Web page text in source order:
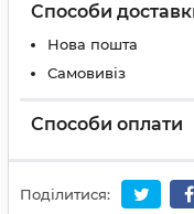
Способи
Нова пошта
Самовивіз
Способи оплати
Поділитися: